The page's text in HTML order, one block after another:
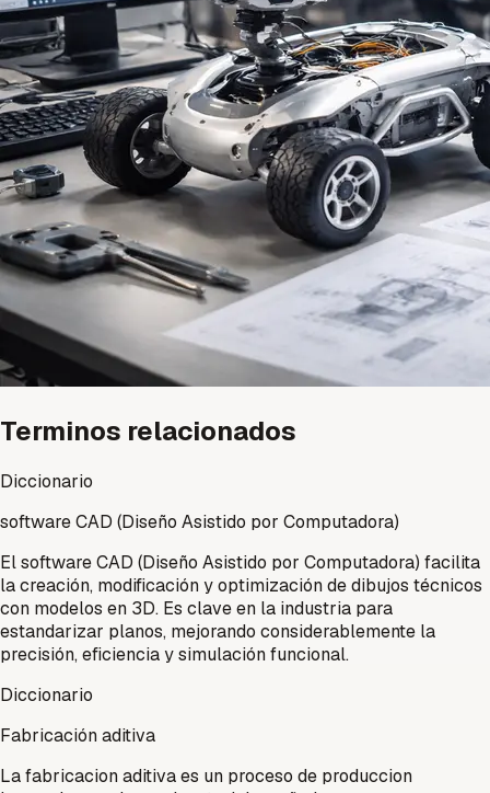
Terminos relacionados
Diccionario
software CAD (Diseño Asistido por Computadora)
El software CAD (Diseño Asistido por Computadora) facilita
la creación, modificación y optimización de dibujos técnicos
con modelos en 3D. Es clave en la industria para
estandarizar planos, mejorando considerablemente la
precisión, eficiencia y simulación funcional.
Diccionario
Fabricación aditiva
La fabricacion aditiva es un proceso de produccion